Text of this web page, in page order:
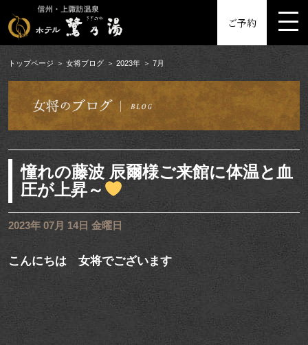
ご予約
トップページ 女将ブログ 2023年 7月
憧れの藤波 辰爾様ご来館に体温と血
圧が上昇～
2023年 07月 14日 金曜日
こんにちは 女将でございます